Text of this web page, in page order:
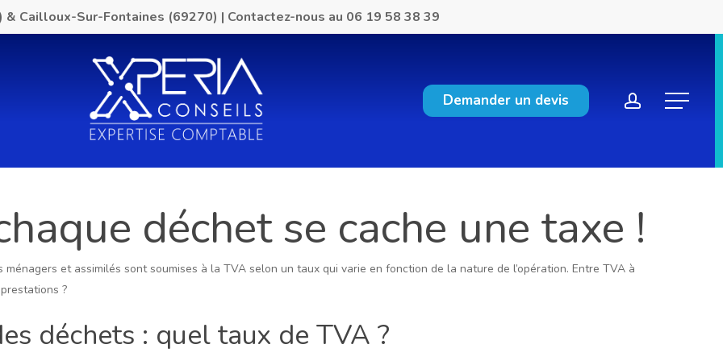
& Cailloux-Sur-Fontaines (69270) | Contactez-nous au 06 19 58 38 39
Demander un devis account
Menu
déchet se cache une taxe !
et assimilés sont soumises à la TVA selon un taux qui varie en fonction de la nature de l’opération. Entre TVA à
?
déchets : quel taux de TVA ?